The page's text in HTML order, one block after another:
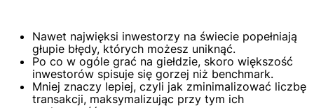
Nawet najwięksi inwestorzy na świecie popełniają
głupie błędy, których możesz uniknąć.
Po co w ogóle grać na giełdzie, skoro większość
inwestorów spisuje się gorzej niż benchmark.
Mniej znaczy lepiej, czyli jak zminimalizować liczbę
transakcji, maksymalizując przy tym ich